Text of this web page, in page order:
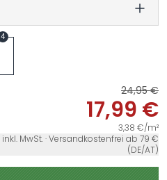
4
24,95 €
17,99 €
3,38 €/m²
inkl. MwSt. · Versandkostenfrei ab 79 €
(DE/AT)